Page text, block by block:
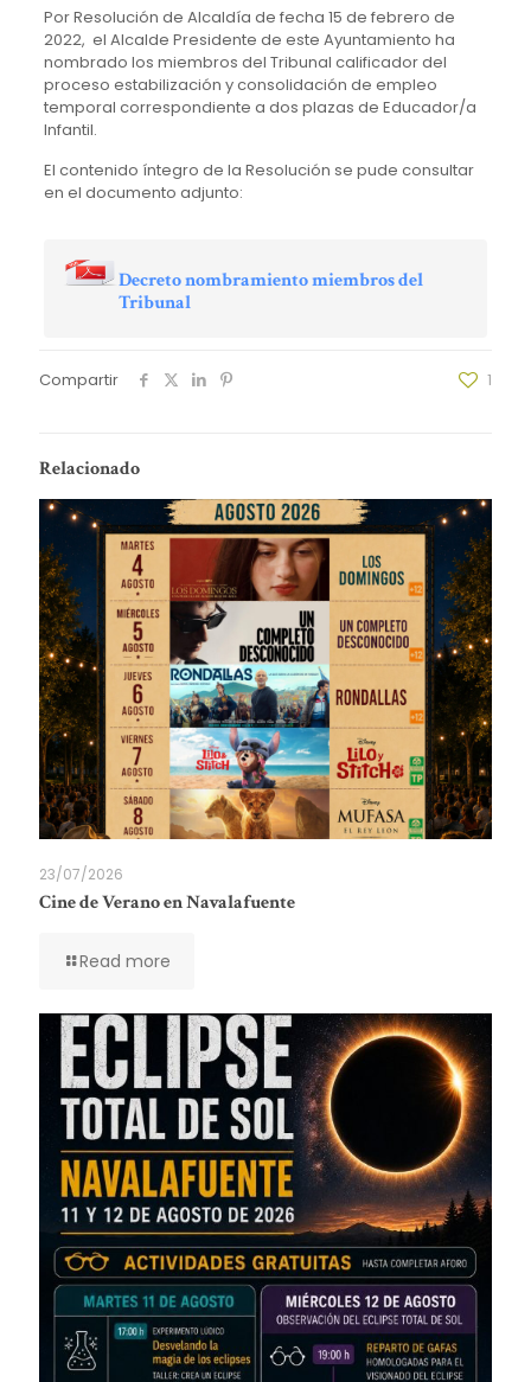
Por Resolución de Alcaldía de fecha 15 de febrero de
2022, el Alcalde Presidente de este Ayuntamiento ha
nombrado los miembros del Tribunal calificador del
proceso estabilización y consolidación de empleo
temporal correspondiente a dos plazas de Educador/a
Infantil.
El contenido íntegro de la Resolución se pude consultar
en el documento adjunto:
Decreto nombramiento miembros del
Tribunal
Compartir 1
Relacionado
23/07/2026
Cine de Verano en Navalafuente
Read more